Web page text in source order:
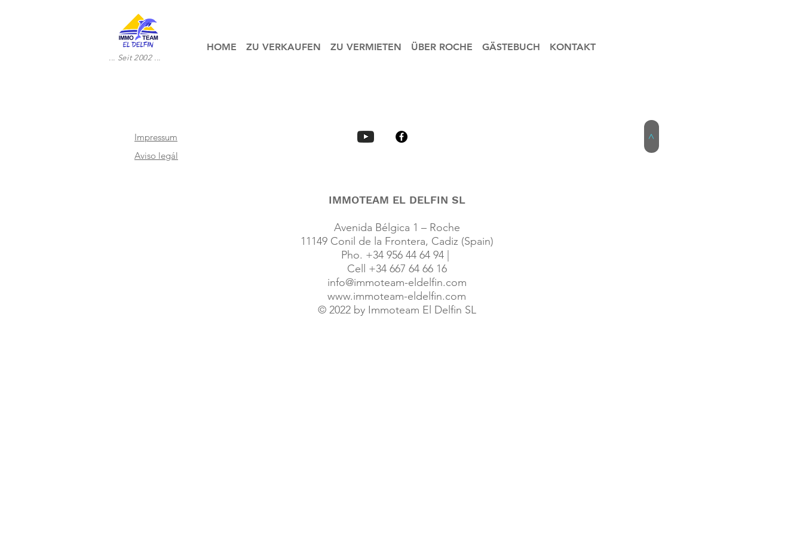
... Seit 2002 ...
HOME ZU VERKAUFEN ZU VERMIETEN ÜBER ROCHE GÄSTEBUCH KONTAKT
Impressum
Aviso legál
IMMOTEAM EL DELFIN SL
Avenida Bélgica 1 – Roche
11149 Conil de la Frontera, Cadiz (Spain)
Pho. +34 956 44 64 94 |
Cell +34 667 64 66 16
info@immoteam-eldelfin.com
www.immoteam-eldelfin.com
©2022 by Immoteam El Delfin SL
© Immoteam El Delfin S.L.
>